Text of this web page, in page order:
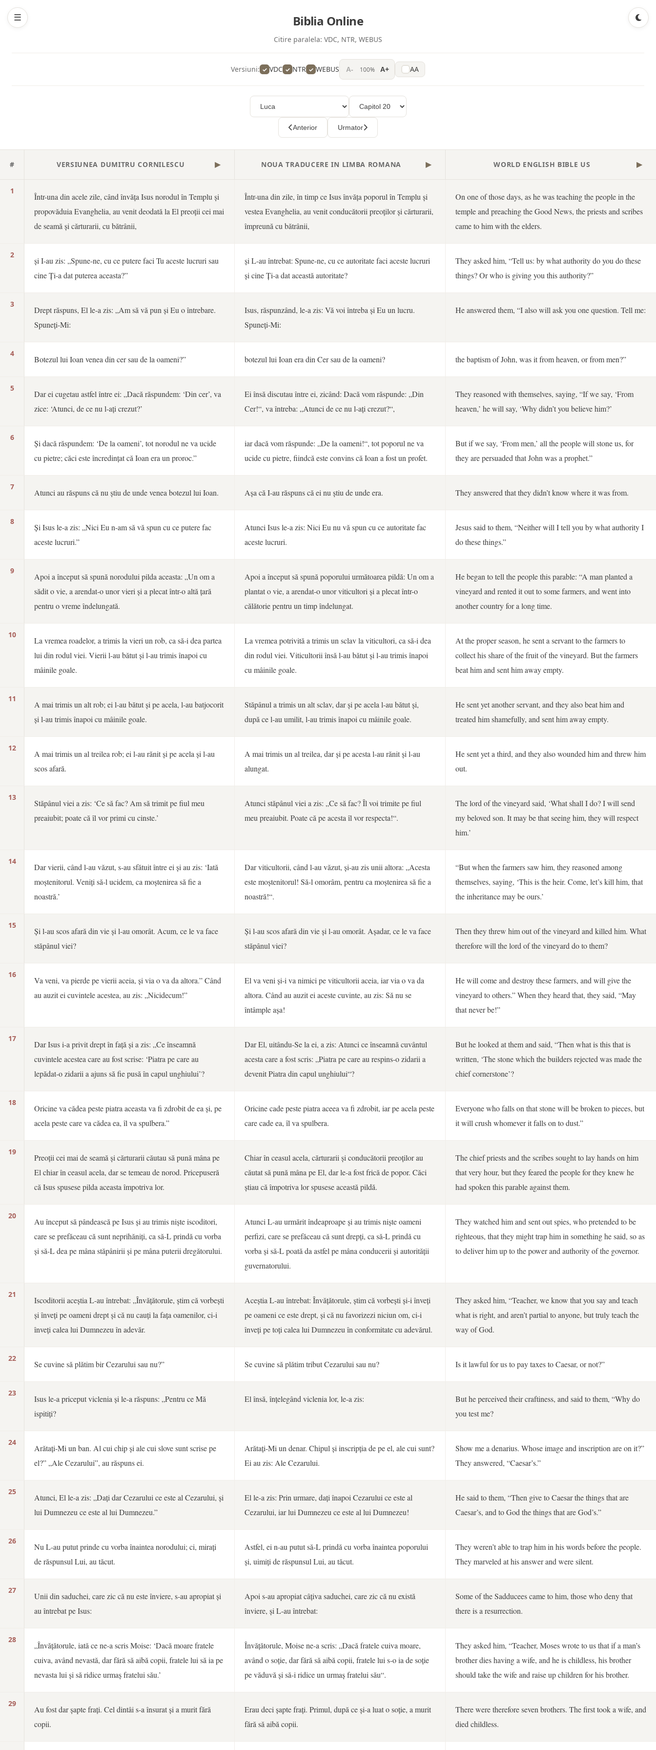
☰ Biblia Online
Citire paralela: VDC, NTR, WEBUS
Versiuni: VDC NTR WEBUS A- 100% A+ AA
Anterior Urmator
# VERSIUNEA DUMITRU CORNILESCU ▶ NOUA TRADUCERE IN LIMBA ROMANA ▶ WORLD ENGLISH BIBLE US ▶
1
Într-una din acele zile, când învăța Isus norodul în Templu și
propovăduia Evanghelia, au venit deodată la El preoții cei mai
de seamă și cărturarii, cu bătrânii,
Într-una din zile, în timp ce Isus învăța poporul în Templu și
vestea Evanghelia, au venit conducătorii preoților și cărturarii,
împreună cu bătrânii,
On one of those days, as he was teaching the people in the
temple and preaching the Good News, the priests and scribes
came to him with the elders.
2
și I-au zis: „Spune-ne, cu ce putere faci Tu aceste lucruri sau
cine Ți-a dat puterea aceasta?”
și L-au întrebat: Spune-ne, cu ce autoritate faci aceste lucruri
și cine Ți-a dat această autoritate?
They asked him, “Tell us: by what authority do you do these
things? Or who is giving you this authority?”
3
Drept răspuns, El le-a zis: „Am să vă pun și Eu o întrebare.
Spuneți-Mi:
Isus, răspunzând, le-a zis: Vă voi întreba și Eu un lucru.
Spuneți-Mi:
He answered them, “I also will ask you one question. Tell me:
4
Botezul lui Ioan venea din cer sau de la oameni?” botezul lui Ioan era din Cer sau de la oameni? the baptism of John, was it from heaven, or from men?”
5
Dar ei cugetau astfel între ei: „Dacă răspundem: ‘Din cer’, va
zice: ‘Atunci, de ce nu l-ați crezut?’
Ei însă discutau între ei, zicând: Dacă vom răspunde: „Din
Cer!“, va întreba: „Atunci de ce nu l-ați crezut?“,
They reasoned with themselves, saying, “If we say, ‘From
heaven,’ he will say, ‘Why didn’t you believe him?’
6
Și dacă răspundem: ‘De la oameni’, tot norodul ne va ucide
cu pietre; căci este încredințat că Ioan era un proroc.”
iar dacă vom răspunde: „De la oameni!“, tot poporul ne va
ucide cu pietre, fiindcă este convins că Ioan a fost un profet.
But if we say, ‘From men,’ all the people will stone us, for
they are persuaded that John was a prophet.”
7
Atunci au răspuns că nu știu de unde venea botezul lui Ioan. Așa că I-au răspuns că ei nu știu de unde era. They answered that they didn’t know where it was from.
8
Și Isus le-a zis: „Nici Eu n-am să vă spun cu ce putere fac
aceste lucruri.”
Atunci Isus le-a zis: Nici Eu nu vă spun cu ce autoritate fac
aceste lucruri.
Jesus said to them, “Neither will I tell you by what authority I
do these things.”
9
Apoi a început să spună norodului pilda aceasta: „Un om a
sădit o vie, a arendat-o unor vieri și a plecat într-o altă țară
pentru o vreme îndelungată.
Apoi a început să spună poporului următoarea pildă: Un om a
plantat o vie, a arendat-o unor viticultori și a plecat într-o
călătorie pentru un timp îndelungat.
He began to tell the people this parable: “A man planted a
vineyard and rented it out to some farmers, and went into
another country for a long time.
10
La vremea roadelor, a trimis la vieri un rob, ca să-i dea partea
lui din rodul viei. Vierii l-au bătut și l-au trimis înapoi cu
mâinile goale.
La vremea potrivită a trimis un sclav la viticultori, ca să-i dea
din rodul viei. Viticultorii însă l-au bătut și l-au trimis înapoi
cu mâinile goale.
At the proper season, he sent a servant to the farmers to
collect his share of the fruit of the vineyard. But the farmers
beat him and sent him away empty.
11
A mai trimis un alt rob; ei l-au bătut și pe acela, l-au batjocorit
și l-au trimis înapoi cu mâinile goale.
Stăpânul a trimis un alt sclav, dar și pe acela l-au bătut și,
după ce l-au umilit, l-au trimis înapoi cu mâinile goale.
He sent yet another servant, and they also beat him and
treated him shamefully, and sent him away empty.
12
A mai trimis un al treilea rob; ei l-au rănit și pe acela și l-au
scos afară.
A mai trimis un al treilea, dar și pe acesta l-au rănit și l-au
alungat.
He sent yet a third, and they also wounded him and threw him
out.
13
Stăpânul viei a zis: ‘Ce să fac? Am să trimit pe fiul meu
preaiubit; poate că îl vor primi cu cinste.’
Atunci stăpânul viei a zis: „Ce să fac? Îl voi trimite pe fiul
meu preaiubit. Poate că pe acesta îl vor respecta!“.
The lord of the vineyard said, ‘What shall I do? I will send
my beloved son. It may be that seeing him, they will respect
him.’
14
Dar vierii, când l-au văzut, s-au sfătuit între ei și au zis: ‘Iată
moștenitorul. Veniți să-l ucidem, ca moștenirea să fie a
noastră.’
Dar viticultorii, când l-au văzut, și-au zis unii altora: „Acesta
este moștenitorul! Să-l omorâm, pentru ca moștenirea să fie a
noastră!“.
“But when the farmers saw him, they reasoned among
themselves, saying, ‘This is the heir. Come, let’s kill him, that
the inheritance may be ours.’
15
Și l-au scos afară din vie și l-au omorât. Acum, ce le va face
stăpânul viei?
Și l-au scos afară din vie și l-au omorât. Așadar, ce le va face
stăpânul viei?
Then they threw him out of the vineyard and killed him. What
therefore will the lord of the vineyard do to them?
16
Va veni, va pierde pe vierii aceia, și via o va da altora.” Când
au auzit ei cuvintele acestea, au zis: „Nicidecum!”
El va veni și-i va nimici pe viticultorii aceia, iar via o va da
altora. Când au auzit ei aceste cuvinte, au zis: Să nu se
întâmple așa!
He will come and destroy these farmers, and will give the
vineyard to others.” When they heard that, they said, “May
that never be!”
17
Dar Isus i-a privit drept în față și a zis: „Ce înseamnă
cuvintele acestea care au fost scrise: ‘Piatra pe care au
lepădat-o zidarii a ajuns să fie pusă în capul unghiului’?
Dar El, uitându-Se la ei, a zis: Atunci ce înseamnă cuvântul
acesta care a fost scris: „Piatra pe care au respins-o zidarii a
devenit Piatra din capul unghiului“?
But he looked at them and said, “Then what is this that is
written, ‘The stone which the builders rejected was made the
chief cornerstone’?
18
Oricine va cădea peste piatra aceasta va fi zdrobit de ea și, pe
acela peste care va cădea ea, îl va spulbera.”
Oricine cade peste piatra aceea va fi zdrobit, iar pe acela peste
care cade ea, îl va spulbera.
Everyone who falls on that stone will be broken to pieces, but
it will crush whomever it falls on to dust.”
19
Preoții cei mai de seamă și cărturarii căutau să pună mâna pe
El chiar în ceasul acela, dar se temeau de norod. Pricepuseră
că Isus spusese pilda aceasta împotriva lor.
Chiar în ceasul acela, cărturarii și conducătorii preoților au
căutat să pună mâna pe El, dar le-a fost frică de popor. Căci
știau că împotriva lor spusese această pildă.
The chief priests and the scribes sought to lay hands on him
that very hour, but they feared the people for they knew he
had spoken this parable against them.
20
Au început să pândească pe Isus și au trimis niște iscoditori,
care se prefăceau că sunt neprihăniți, ca să-L prindă cu vorba
și să-L dea pe mâna stăpânirii și pe mâna puterii dregătorului.
Atunci L-au urmărit îndeaproape și au trimis niște oameni
perfizi, care se prefăceau că sunt drepți, ca să-L prindă cu
vorba și să-L poată da astfel pe mâna conducerii și autorității
guvernatorului.
They watched him and sent out spies, who pretended to be
righteous, that they might trap him in something he said, so as
to deliver him up to the power and authority of the governor.
21
Iscoditorii aceștia L-au întrebat: „Învățătorule, știm că vorbești
și înveți pe oameni drept și că nu cauți la fața oamenilor, ci-i
înveți calea lui Dumnezeu în adevăr.
Aceștia L-au întrebat: Învățătorule, știm că vorbești și-i înveți
pe oameni ce este drept, și că nu favorizezi niciun om, ci-i
înveți pe toți calea lui Dumnezeu în conformitate cu adevărul.
They asked him, “Teacher, we know that you say and teach
what is right, and aren’t partial to anyone, but truly teach the
way of God.
22
Se cuvine să plătim bir Cezarului sau nu?” Se cuvine să plătim tribut Cezarului sau nu? Is it lawful for us to pay taxes to Caesar, or not?”
23
Isus le-a priceput viclenia și le-a răspuns: „Pentru ce Mă
ispitiți?
El însă, înțelegând viclenia lor, le-a zis:
But he perceived their craftiness, and said to them, “Why do
you test me?
24
Arătați-Mi un ban. Al cui chip și ale cui slove sunt scrise pe
el?” „Ale Cezarului”, au răspuns ei.
Arătați-Mi un denar. Chipul și inscripția de pe el, ale cui sunt?
Ei au zis: Ale Cezarului.
Show me a denarius. Whose image and inscription are on it?”
They answered, “Caesar’s.”
25
Atunci, El le-a zis: „Dați dar Cezarului ce este al Cezarului, și
lui Dumnezeu ce este al lui Dumnezeu.”
El le-a zis: Prin urmare, dați înapoi Cezarului ce este al
Cezarului, iar lui Dumnezeu ce este al lui Dumnezeu!
He said to them, “Then give to Caesar the things that are
Caesar’s, and to God the things that are God’s.”
26
Nu L-au putut prinde cu vorba înaintea norodului; ci, mirați
de răspunsul Lui, au tăcut.
Astfel, ei n-au putut să-L prindă cu vorba înaintea poporului
și, uimiți de răspunsul Lui, au tăcut.
They weren’t able to trap him in his words before the people.
They marveled at his answer and were silent.
27
Unii din saduchei, care zic că nu este înviere, s-au apropiat și
au întrebat pe Isus:
Apoi s-au apropiat câțiva saduchei, care zic că nu există
înviere, și L-au întrebat:
Some of the Sadducees came to him, those who deny that
there is a resurrection.
28
„Învățătorule, iată ce ne-a scris Moise: ‘Dacă moare fratele
cuiva, având nevastă, dar fără să aibă copii, fratele lui să ia pe
nevasta lui și să ridice urmaș fratelui său.’
Învățătorule, Moise ne-a scris: „Dacă fratele cuiva moare,
având o soție, dar fără să aibă copii, fratele lui s-o ia de soție
pe văduvă și să-i ridice un urmaș fratelui său“.
They asked him, “Teacher, Moses wrote to us that if a man’s
brother dies having a wife, and he is childless, his brother
should take the wife and raise up children for his brother.
29
Au fost dar șapte frați. Cel dintâi s-a însurat și a murit fără
copii.
Erau deci șapte frați. Primul, după ce și-a luat o soție, a murit
fără să aibă copii.
There were therefore seven brothers. The first took a wife, and
died childless.